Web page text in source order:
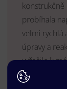
probíhala
velmi rychlá
úpravy a
vyřešilo k
vyhovující,